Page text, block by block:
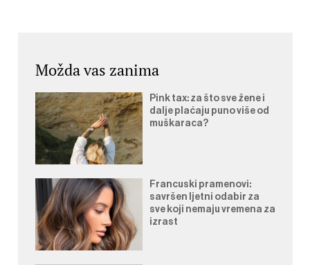
Možda vas zanima
Pink tax: za što sve žene i
dalje plaćaju puno više od
muškaraca?
Francuski pramenovi:
savršen ljetni odabir za
sve koji nemaju vremena za
izrast